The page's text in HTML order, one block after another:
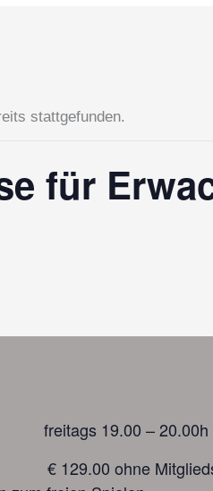
stattgefunden.
für
19.00 – 20.00h
ohne